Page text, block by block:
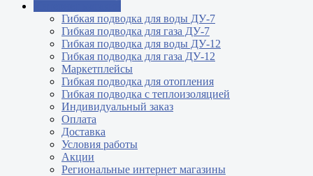
Гибкая подводка для воды ДУ-7
Гибкая подводка для газа ДУ-7
Гибкая подводка для воды ДУ-12
Гибкая подводка для газа ДУ-12
Маркетплейсы
Гибкая подводка для отопления
Гибкая подводка с теплоизоляцией
Индивидуальный заказ
Оплата
Доставка
Условия работы
Акции
Региональные интернет магазины